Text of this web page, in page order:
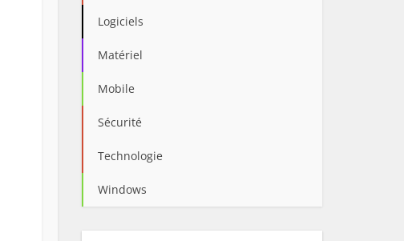
Logiciels
Matériel
Mobile
Sécurité
Technologie
Windows